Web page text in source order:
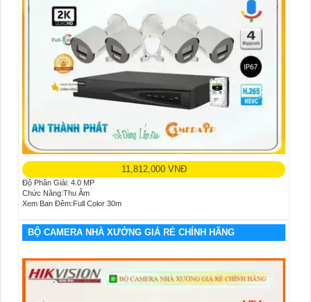
11,812,000 VNĐ
Độ Phân Giải: 4.0 MP
Chức Năng:Thu Âm
Xem Ban Đêm:Full Color 30m
BỘ CAMERA NHÀ XƯỞNG GIÁ RẺ CHÍNH HÃNG